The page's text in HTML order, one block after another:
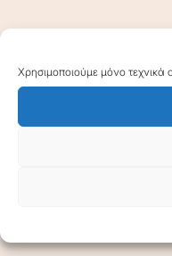
Χρησιμοποιούμε μόνο τεχνικά